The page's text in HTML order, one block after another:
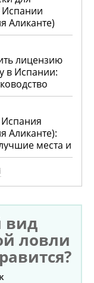
Аликанте)
лицензию
в Испании:
Аликанте):
места и
вид
ловли